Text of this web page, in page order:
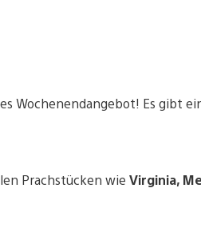
Wochenendangebot! Es gibt
Prachstücken wie Virginia,